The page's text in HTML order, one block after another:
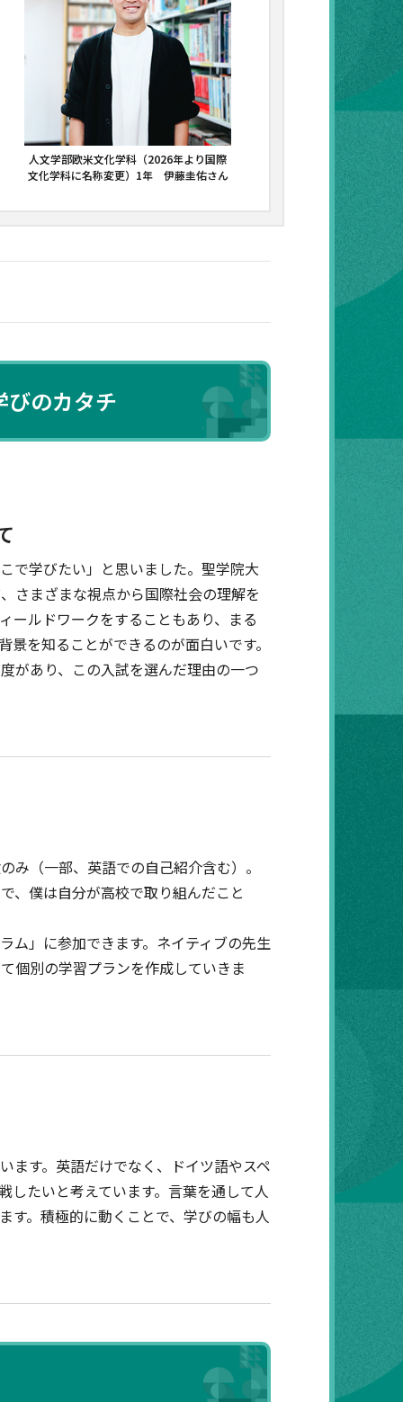
人文学部欧米文化学科（2026年より国際
文化学科に名称変更）1年 伊藤圭佑さん
のカタチ
で学びたい」と思いました。聖学院大
さまざまな視点から国際社会の理解を
ールドワークをすることもあり、まる
を知ることができるのが面白いです。
があり、この入試を選んだ理由の一つ
（一部、英語での自己紹介含む）。
、僕は自分が高校で取り組んだこと
ム」に参加できます。ネイティブの先生
個別の学習プランを作成していきま
ます。英語だけでなく、ドイツ語やスペ
したいと考えています。言葉を通して人
す。積極的に動くことで、学びの幅も人